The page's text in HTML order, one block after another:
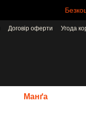
Договір оферти Угода
Манґа